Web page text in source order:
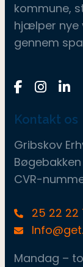
kommune,
hjælper nye
gennem
Kontakt os
Gribskov
CVR-
25 22 22
Mandag –